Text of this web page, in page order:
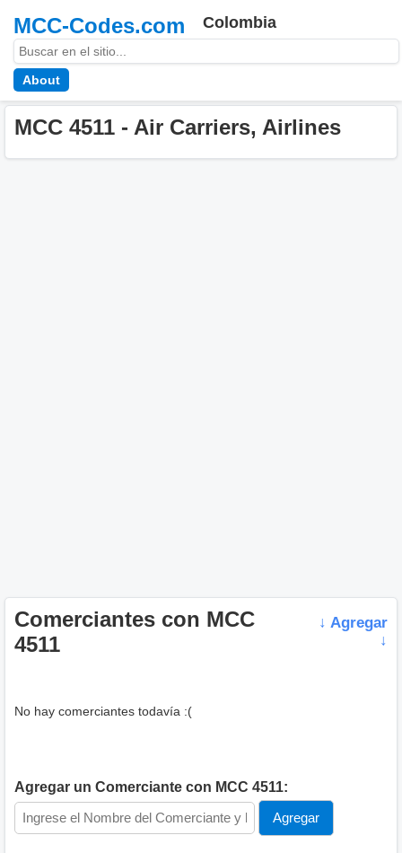
MCC-Codes.com Colombia
About
MCC 4511 - Air Carriers, Airlines
Comerciantes con MCC
4511
↓ Agregar
↓
No hay comerciantes todavía :(
Agregar un Comerciante con MCC 4511: